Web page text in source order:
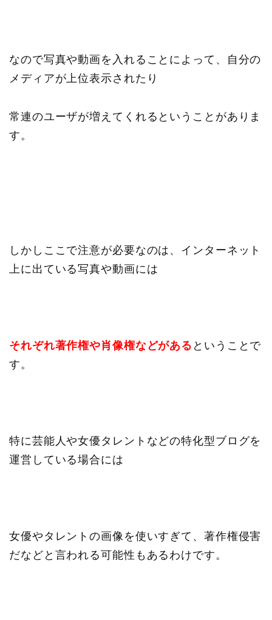
なので写真や動画を入れることによって、自分の
メディアが上位表示されたり
常連のユーザが増えてくれるということがありま
す。
しかしここで注意が必要なのは、インターネット
上に出ている写真や動画には
それぞれ著作権や肖像権などがある ということで
す。
特に芸能人や女優タレントなどの特化型ブログを
運営している場合には
女優やタレントの画像を使いすぎて、著作権侵害
だなどと言われる可能性もあるわけです。